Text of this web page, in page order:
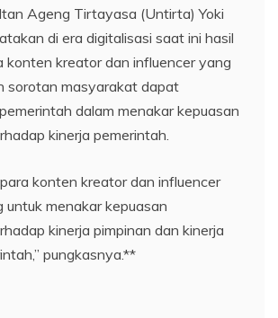
Ageng Tirtayasa (Untirta) Yoki
di era digitalisasi saat ini hasil
konten kreator dan influencer yang
sorotan masyarakat dapat
dalam menakar kepuasan
kinerja pemerintah.
konten kreator dan influencer
untuk menakar kepuasan
kinerja pimpinan dan kinerja
pungkasnya.**